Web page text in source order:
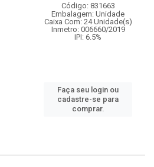
Código: 831663
Embalagem: Unidade
Caixa Com: 24 Unidade(s)
Inmetro: 006660/2019
IPI: 6.5%
Faça seu login ou
cadastre-se para
comprar.